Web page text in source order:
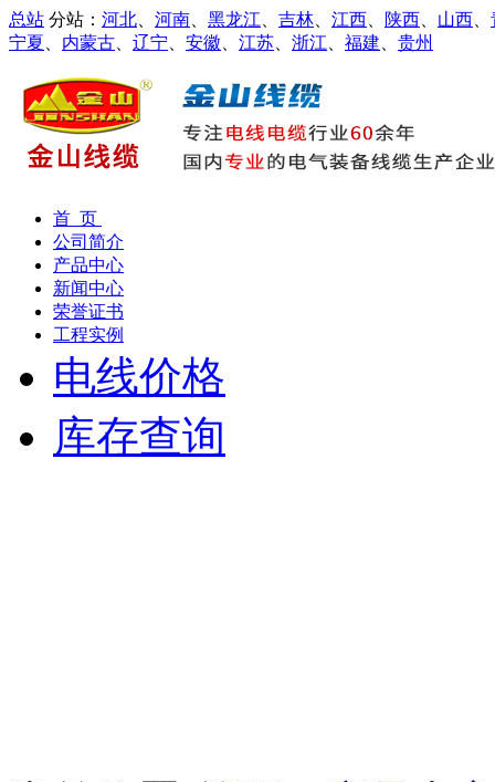
总站 分站： 河北 河南 黑龙江 吉林 江西 陕西 山西
宁夏
内蒙古 辽宁 安徽 江苏 浙江 福建 贵州
首 页
公司简介
产品中心
新闻中心
荣誉证书
工程实例
电线价格
库存查询